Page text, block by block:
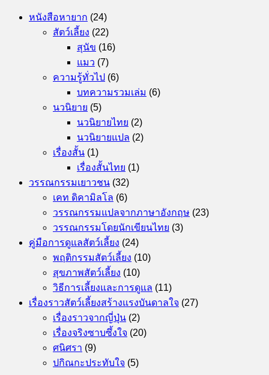
หนังสือหายาก (24)
สัตว์เลี้ยง (22)
สุนัข (16)
แมว (7)
ความรู้ทั่วไป (6)
บทความรวมเล่ม (6)
นวนิยาย (5)
นวนิยายไทย (2)
นวนิยายแปล (2)
เรื่องสั้น (1)
เรื่องสั้นไทย (1)
วรรณกรรมเยาวชน (32)
เคท ดิคามิลโล (6)
วรรณกรรมแปลจากภาษาอังกฤษ (23)
วรรณกรรมโดยนักเขียนไทย (3)
คู่มือการดูแลสัตว์เลี้ยง (24)
พฤติกรรมสัตว์เลี้ยง (10)
สุขภาพสัตว์เลี้ยง (10)
วิธีการเลี้ยงและการดูแล (11)
เรื่องราวสัตว์เลี้ยงสร้างแรงบันดาลใจ (27)
เรื่องราวจากญี่ปุ่น (2)
เรื่องจริงซาบซึ้งใจ (20)
ศนิศรา (9)
ปกิณกะประทับใจ (5)